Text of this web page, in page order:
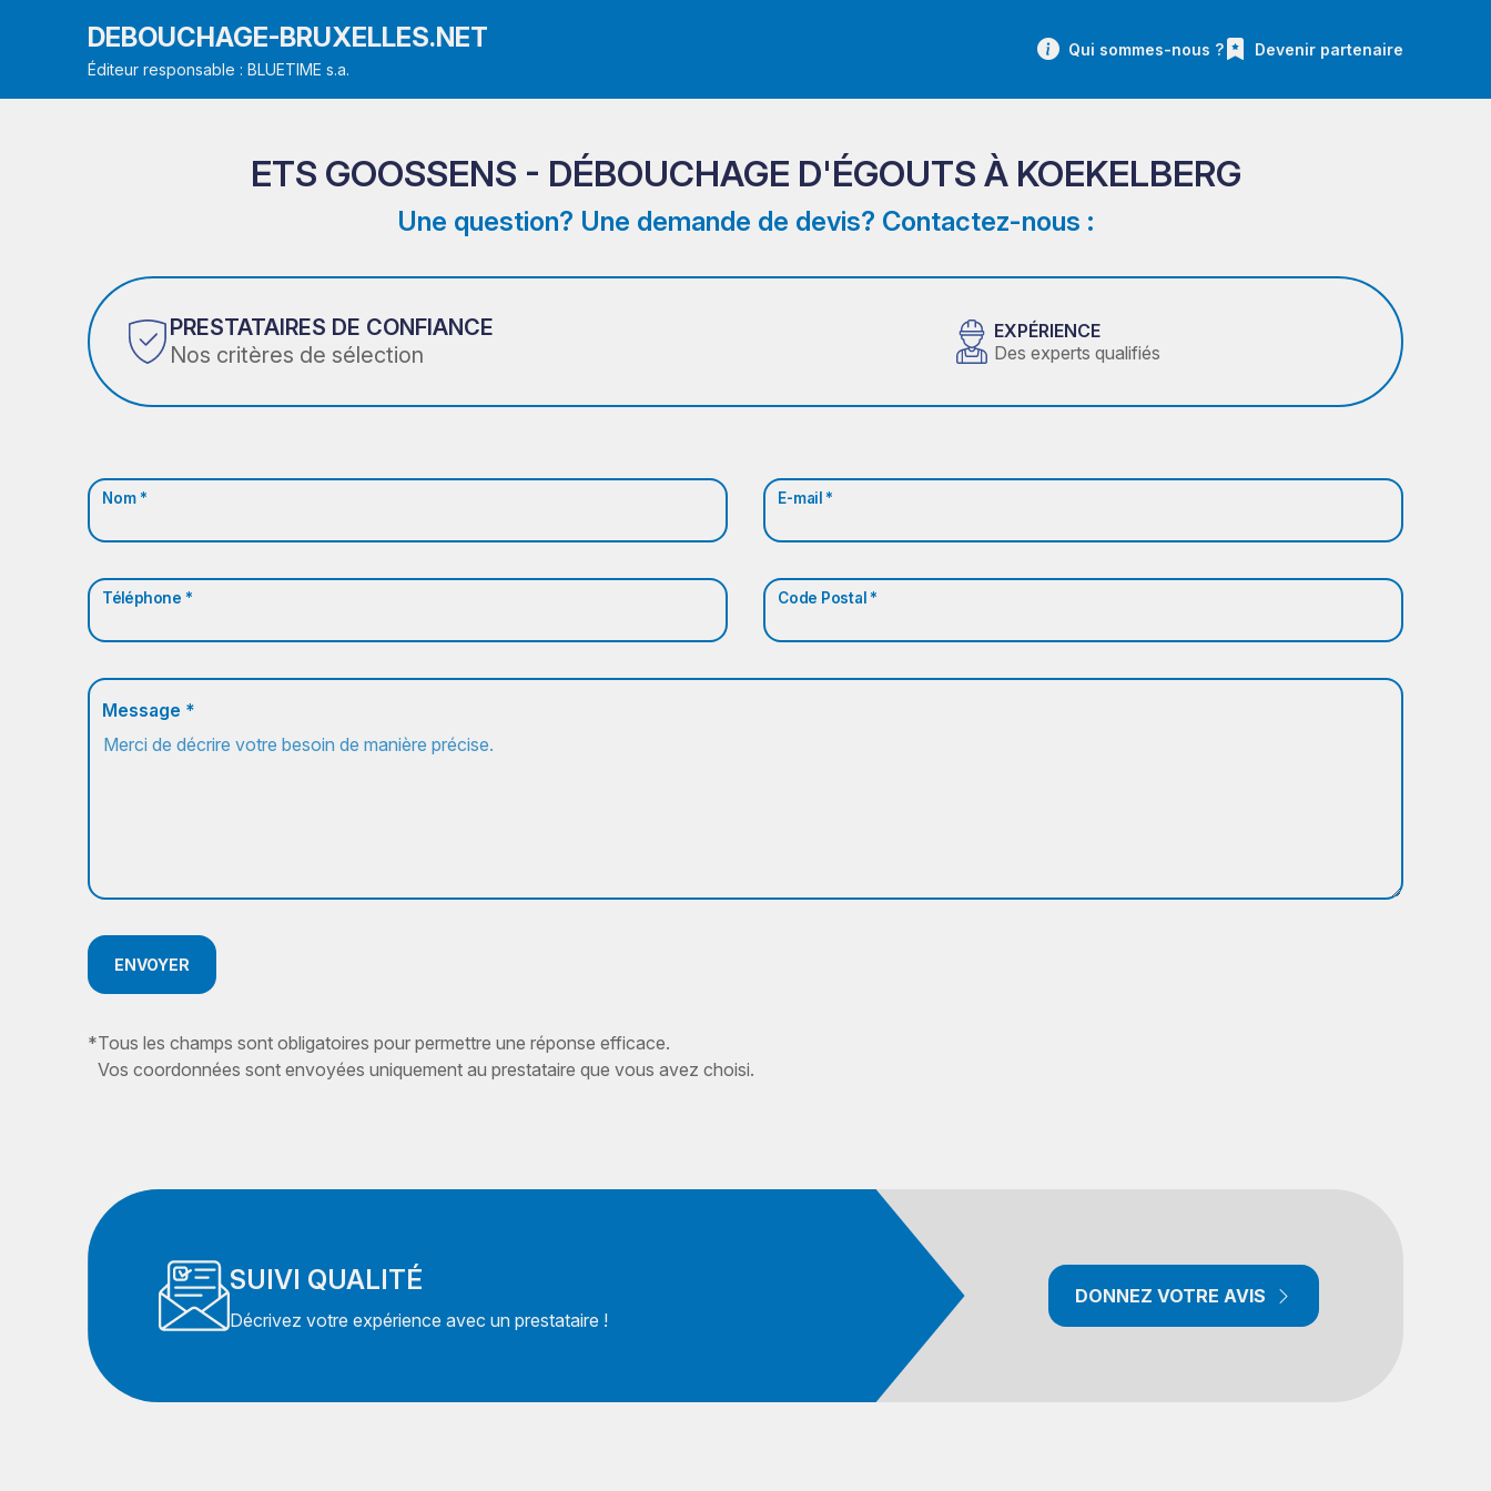
DEBOUCHAGE-BRUXELLES.NET
Éditeur responsable : BLUETIME s.a.
Qui sommes-nous ? Devenir partenaire
ETS GOOSSENS - DÉBOUCHAGE D'ÉGOUTS À KOEKELBERG
Une question? Une demande de devis? Contactez-nous :
PRESTATAIRES DE CONFIANCE
Nos critères de sélection
EXPÉRIENCE
Des experts qualifiés
Nom * E-mail *
Téléphone * Code Postal *
Message *
ENVOYER
*Tous les champs sont obligatoires pour permettre une réponse efficace.
Vos coordonnées sont envoyées uniquement au prestataire que vous avez choisi.
SUIVI QUALITÉ
Décrivez votre expérience avec un prestataire !
DONNEZ VOTRE AVIS